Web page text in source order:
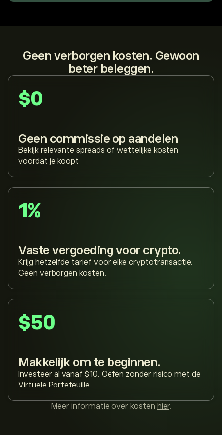
Geen verborgen kosten. Gewoon
beter beleggen.
$0
Geen commissie op aandelen
Bekijk relevante spreads of wettelijke kosten
voordat je koopt
1%
Vaste vergoeding voor crypto.
Krijg hetzelfde tarief voor elke cryptotransactie.
Geen verborgen kosten.
$50
Makkelijk om te beginnen.
Investeer al vanaf $10. Oefen zonder risico met de
Virtuele Portefeuille.
Meer informatie over kosten hier.